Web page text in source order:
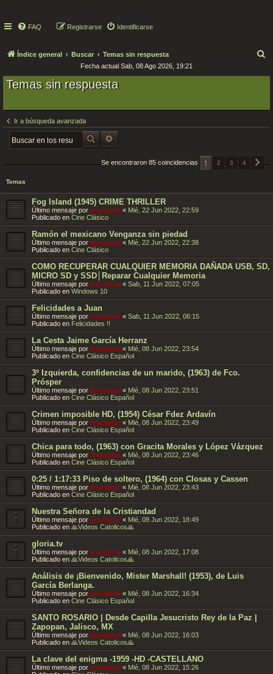
FAQ Identificarse
Registrarse
Índice general Buscar Temas sin respuesta
a
r
Fecha actual Sab, 08 Ago 2026, 19:21
Temas sin respuesta
Ir a búsqueda avanzada
BUSCAR
Se encontraron 85 coincidencias 1 2 3 4
Temas
Fog Island (1945) CRIME THRILLER
Último mensaje por jesusjose « Mié, 22 Jun 2022, 22:59
Publicado en Cine Clásico
Ramón el mexicano Venganza sin piedad
Último mensaje por jesusjose « Mié, 22 Jun 2022, 22:38
Publicado en Cine Clásico
COMO RECUPERAR CUALQUIER MEMORIA DAÑADA USB, SD,
MICRO SD y SSD│Reparar Cualquier Memoria
Último mensaje por jesusjose « Sab, 11 Jun 2022, 07:05
Publicado en Windows 10
Felicidades a Juan
Último mensaje por jesusjose « Sab, 11 Jun 2022, 06:15
Publicado en Felicidades !!
La Cesta Jaime García Herranz
Último mensaje por jesusjose « Mié, 08 Jun 2022, 23:54
Publicado en Cine Clásico Español
3º Izquierda, confidencias de un marido, (1963) de Fco.
Prósper
Último mensaje por jesusjose « Mié, 08 Jun 2022, 23:51
Publicado en Cine Clásico Español
Crimen imposible HD, (1954) César Fdez Ardavín
Último mensaje por jesusjose « Mié, 08 Jun 2022, 23:49
Publicado en Cine Clásico Español
Chica para todo, (1963) con Gracita Morales y López Vázquez
Último mensaje por jesusjose « Mié, 08 Jun 2022, 23:46
Publicado en Cine Clásico Español
0:25 / 1:17:33 Piso de soltero, (1964) con Closas y Cassen
Último mensaje por jesusjose « Mié, 08 Jun 2022, 23:43
Publicado en Cine Clásico Español
Nuestra Señora de la Cristiandad
Último mensaje por jesusjose « Mié, 08 Jun 2022, 18:49
Publicado en 🙏Videos Catolicos🙏
gloria.tv
Último mensaje por jesusjose « Mié, 08 Jun 2022, 17:08
Publicado en 🙏Videos Catolicos🙏
Análisis de ¡Bienvenido, Mister Marshall! (1953), de Luis
García Berlanga.
Último mensaje por jesusjose « Mié, 08 Jun 2022, 16:34
Publicado en Cine Clásico Español
SANTO ROSARIO | Desde Capilla Jesucristo Rey de la Paz |
Zapopan, Jalisco, MX
Último mensaje por jesusjose « Mié, 08 Jun 2022, 16:03
Publicado en 🙏Videos Catolicos🙏
La clave del enigma -1959 -HD -CASTELLANO
Último mensaje por jesusjose « Mié, 08 Jun 2022, 15:26